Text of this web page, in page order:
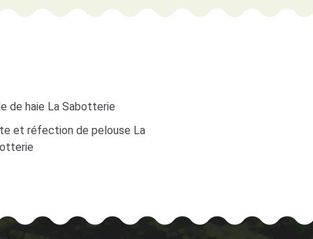
de haie La Sabotterie
et réfection de pelouse La